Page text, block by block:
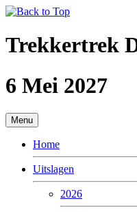
Trekkertrek
6 Mei 2027
Menu
Home
Uitslagen
2026